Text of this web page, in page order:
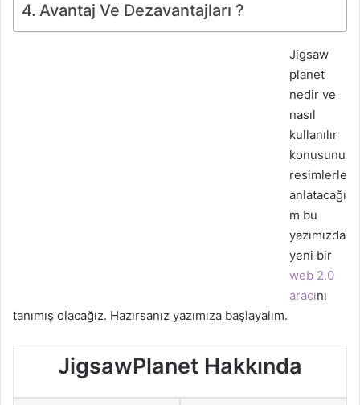
Avantaj Ve Dezavantajları ?
Jigsaw
planet
nedir ve
nasıl
kullanılır
konusunu
resimlerle
anlatacağı
m bu
yazımızda
yeni bir
web 2.0
aracını
tanımış olacağız. Hazırsanız yazımıza başlayalım.
JigsawPlanet Hakkında